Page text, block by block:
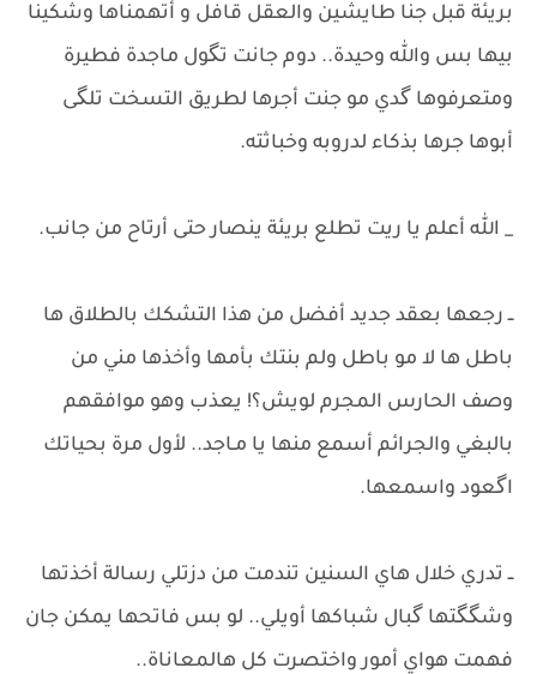
بريئة قبل جنا طايشين والعقل قافل و أتهمناها وشكينا
بيها بس والله وحيدة.. دوم جانت تگول ماجدة فطيرة
ومتعرفوها گدي مو جنت أجرها لطريق التسخت تلگى
أبوها جرها بذكاء لدروبه وخباثته.
_ الله أعلم يا ريت تطلع بريئة ينصار حتى أرتاح من جانب.
ــ رجعها بعقد جديد أفضل من هذا التشكك بالطلاق ها
باطل ها لا مو باطل ولم بنتك بأمها وأخذها مني من
وصف الحارس المجرم لويش؟! يعذب وهو موافقهم
بالبغي والجرائم أسمع منها يا مـاجد.. لأول مرة بحياتك
اگعود واسمعها.
​ــ تدري خلال هاي السنين تندمت من دزتلي رسالة أخذتها
وشگگتها گبال شباكها أويلي.. لو بس فاتحها يمكن جان
فهمت هواي أمور واختصرت كل هالمعاناة..